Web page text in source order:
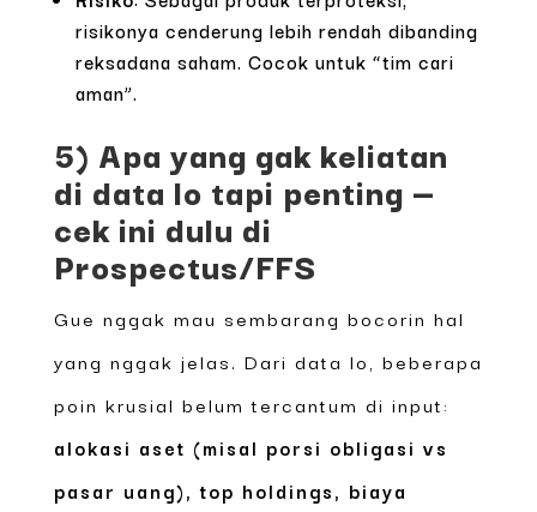
risikonya cenderung lebih rendah dibanding
reksadana saham. Cocok untuk “tim cari
aman”.
5) Apa yang gak keliatan
di data lo tapi penting —
cek ini dulu di
Prospectus/FFS
Gue nggak mau sembarang bocorin hal
yang nggak jelas. Dari data lo, beberapa
poin krusial belum tercantum di input:
alokasi aset (misal porsi obligasi vs
pasar uang), top holdings, biaya